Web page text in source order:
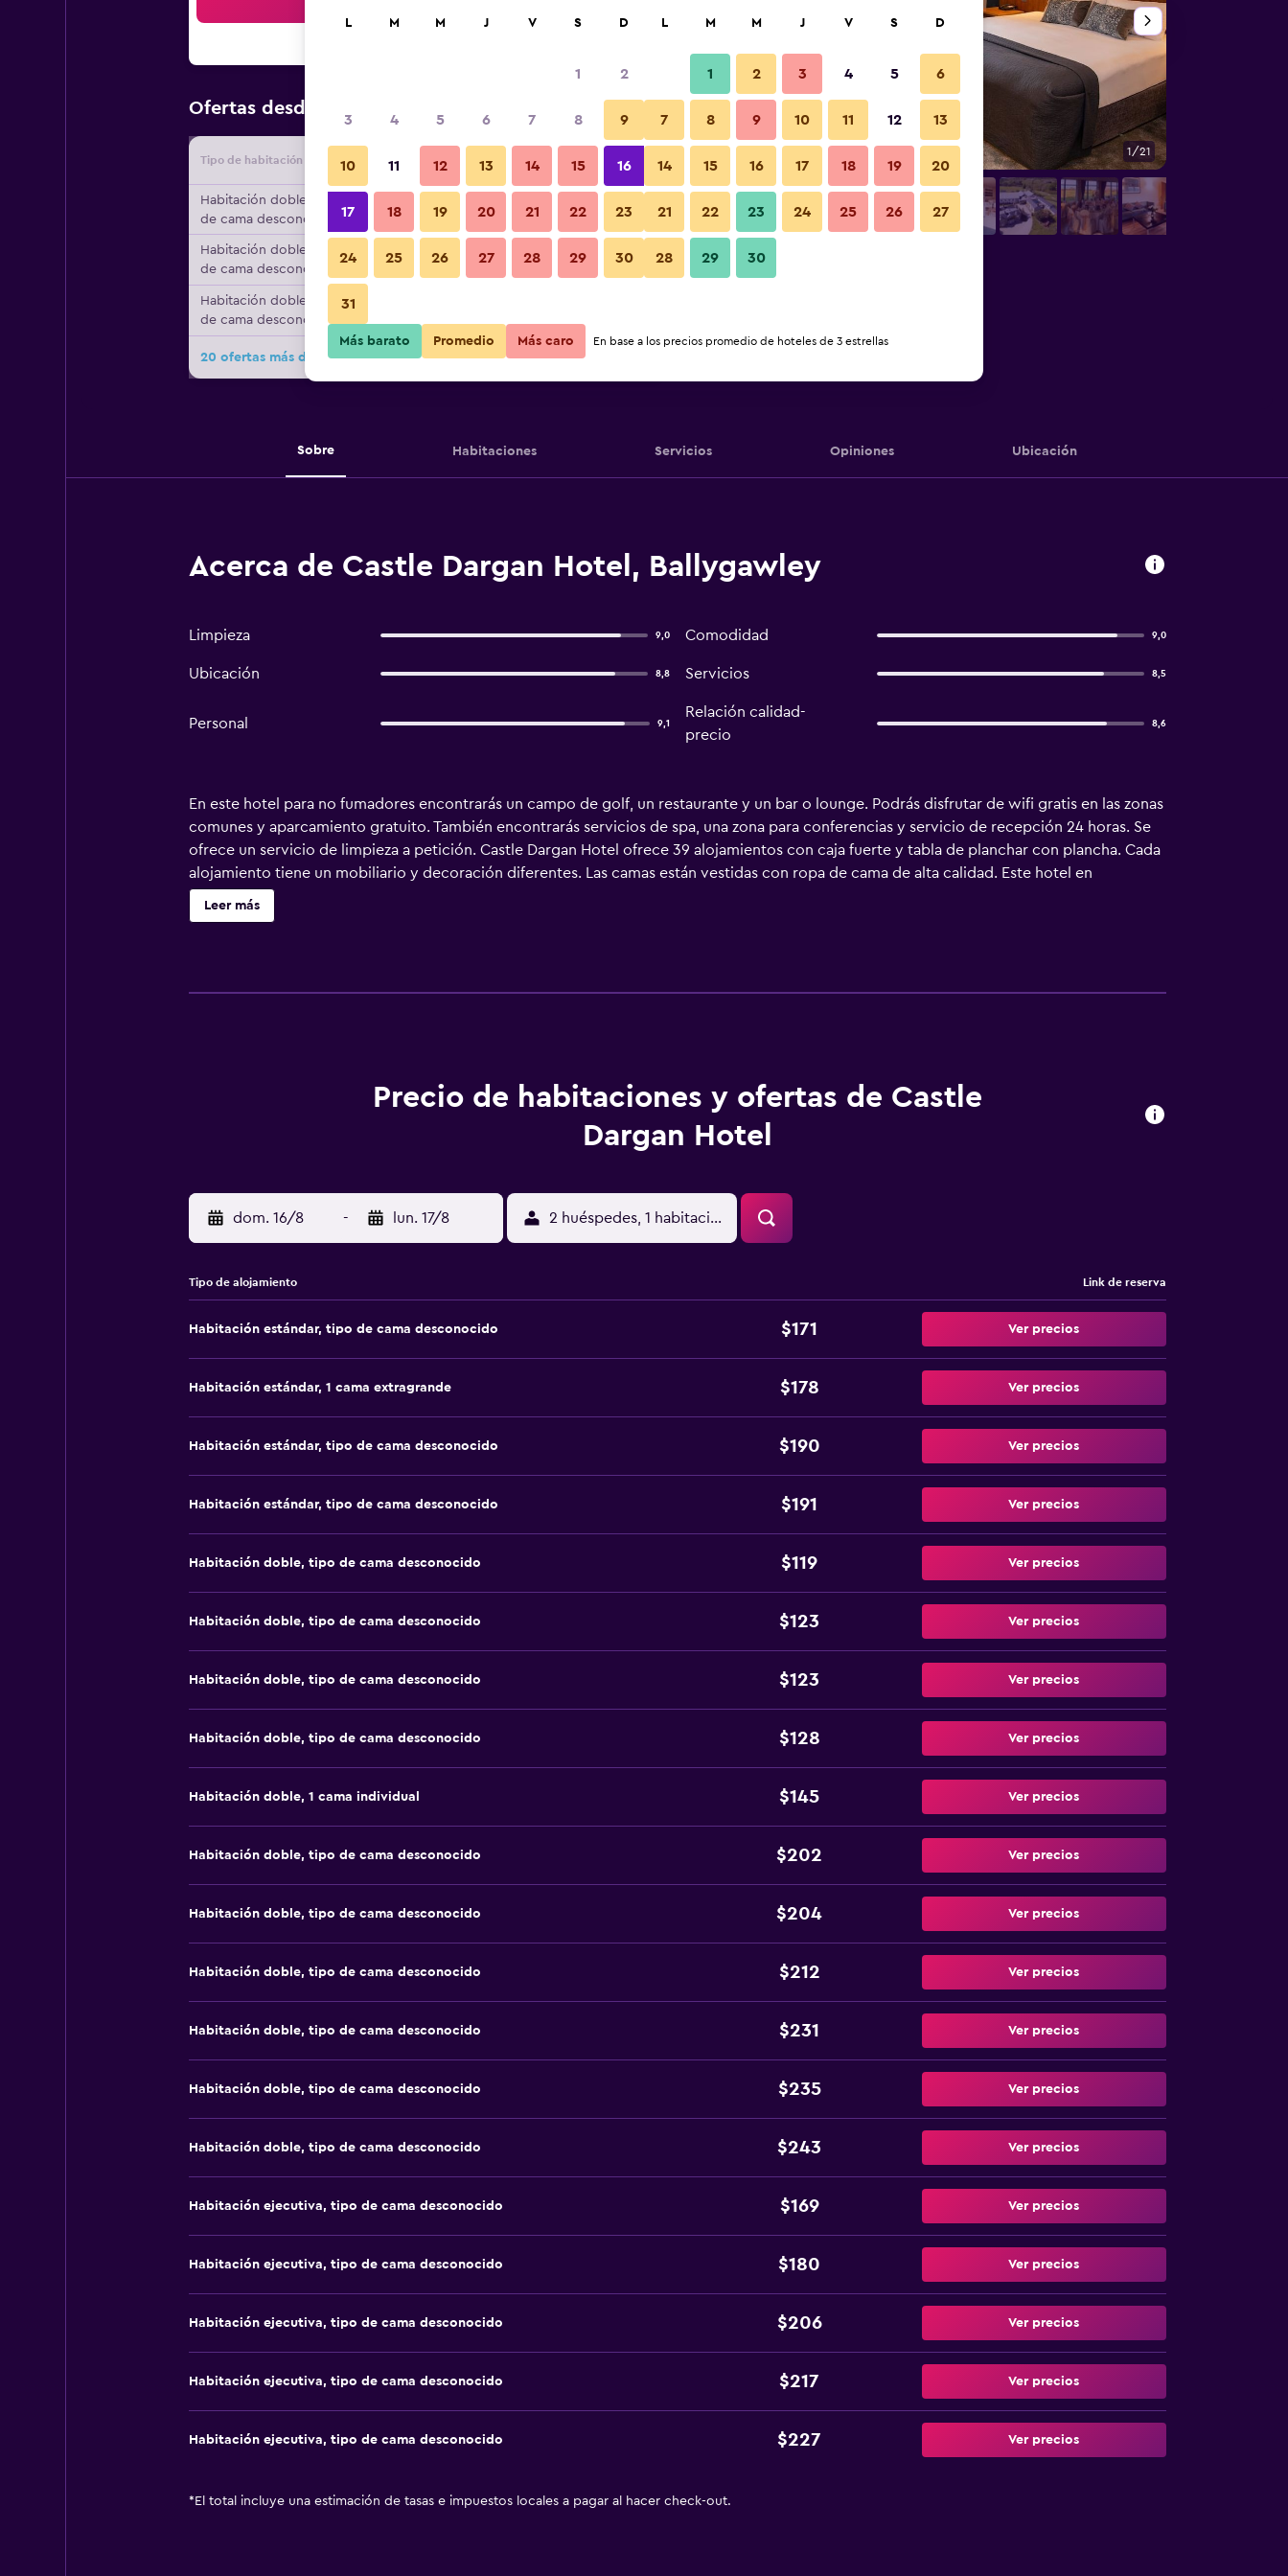
Ofertas desde Oferta más barata de precio por noche
Tipo de habitación Proveedor Total noche
Habitación doble, tipo
de cama desconocido
$119 Ver oferta
Habitación doble, tipo
de cama desconocido
$123 Ver oferta
Habitación doble, tipo
de cama desconocido
20 ofertas más de Castle Dargan Hotel
Habitación 1/21
Fotos
Sobre Habitaciones Servicios Opiniones Ubicación
Acerca de Castle Dargan Hotel, Ballygawley
Limpieza 9,0 Comodidad 9,0
Ubicación 8,8 Servicios 8,5
Personal 9,1
Relación calidad-
precio
8,6
En este hotel para no fumadores encontrarás un campo de golf, un restaurante y un bar o lounge. Podrás disfrutar de wifi gratis en las zonas
comunes y aparcamiento gratuito. También encontrarás servicios de spa, una zona para conferencias y servicio de recepción 24 horas. Se
ofrece un servicio de limpieza a petición. Castle Dargan Hotel ofrece 39 alojamientos con caja fuerte y tabla de planchar con plancha. Cada
alojamiento tiene un mobiliario y decoración diferentes. Las camas están vestidas con ropa de cama de alta calidad. Este hotel en
Ballygawley ofrece acceso a Internet wifi gratis. Se ofrece servicio de limpieza a petición. Los huéspedes pueden jugar en el campo de golf
de 18 hoyos. Se pueden practicar las actividades de ocio y esparcimiento que se indican más abajo en las instalaciones o cerca del
Leer más
Precio de habitaciones y ofertas de Castle
Dargan Hotel
dom. 16/8 - lun. 17/8 2 huéspedes, 1 habitación
Tipo de alojamiento Link de reserva
Habitación estándar, tipo de cama desconocido $171 Ver precios
Habitación estándar, 1 cama extragrande $178 Ver precios
Habitación estándar, tipo de cama desconocido $190 Ver precios
Habitación estándar, tipo de cama desconocido $191 Ver precios
Habitación doble, tipo de cama desconocido $119 Ver precios
Habitación doble, tipo de cama desconocido $123 Ver precios
Habitación doble, tipo de cama desconocido $123 Ver precios
Habitación doble, tipo de cama desconocido $128 Ver precios
Habitación doble, 1 cama individual $145 Ver precios
Habitación doble, tipo de cama desconocido $202 Ver precios
Habitación doble, tipo de cama desconocido $204 Ver precios
Habitación doble, tipo de cama desconocido $212 Ver precios
Habitación doble, tipo de cama desconocido $231 Ver precios
Habitación doble, tipo de cama desconocido $235 Ver precios
Habitación doble, tipo de cama desconocido $243 Ver precios
Habitación ejecutiva, tipo de cama desconocido $169 Ver precios
Habitación ejecutiva, tipo de cama desconocido $180 Ver precios
Habitación ejecutiva, tipo de cama desconocido $206 Ver precios
Habitación ejecutiva, tipo de cama desconocido $217 Ver precios
Habitación ejecutiva, tipo de cama desconocido $227 Ver precios
* El total incluye una estimación de tasas e impuestos locales a pagar al hacer check-out.
L M M J V S D
1 2
3 4 5 6 7 8 9
10 11 12 13 14 15 16
17 18 19 20 21 22 23
24 25 26 27 28 29 30
31
L M M J V S D
1 2 3 4 5 6
7 8 9 10 11 12 13
14 15 16 17 18 19 20
21 22 23 24 25 26 27
28 29 30
Más barato Promedio Más caro En base a los precios promedio de hoteles de 3 estrellas